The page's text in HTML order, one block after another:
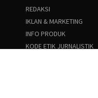
REDAKSI
IKLAN & MARKETING
INFO PRODUK
KODE ETIK JURNALISTIK